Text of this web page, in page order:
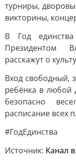
турниры,
викторины,
В Год
Президентом
расскажут о
Вход свободный,
ребёнка в любой
безопасно
расписание всех
#ГодЕдинства
Источник: Канал